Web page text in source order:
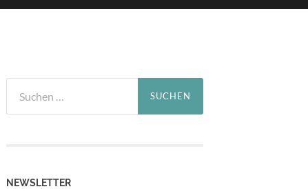
nach:
NEWSLETTER